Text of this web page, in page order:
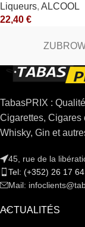
Liqueurs, ALCOOL
22,40 €
TabasPRIX :
Cigarettes, Cigares
Whisky, Gin et
45, rue de la
Tel: (+352) 26 17
Mail:
ACTUALITÉS